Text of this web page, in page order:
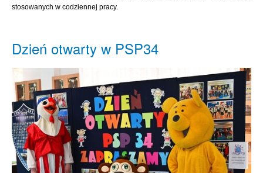
stosowanych w codziennej pracy.
Dzień otwarty w PSP34